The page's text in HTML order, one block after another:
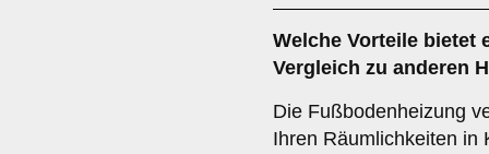
Welche Vorteile bietet
Vergleich zu anderen
Die Fußbodenheizung
Ihren Räumlichkeiten in